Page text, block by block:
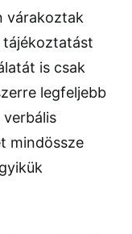
várakoztak
tájékoztatást
is csak
legfeljebb
mindössze